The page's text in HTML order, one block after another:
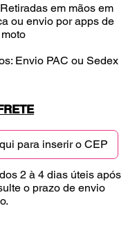
em mãos em
ou envio por apps de
Envio PAC ou Sedex
para inserir o CEP
2 à 4 dias úteis após
o prazo de envio